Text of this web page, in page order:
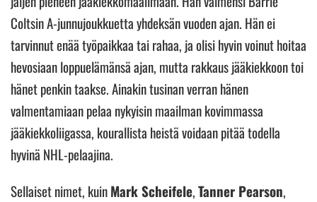
Coltsin A-junnujoukkuetta yhdeksän vuoden ajan. Hän ei
tarvinnut enää työpaikkaa tai rahaa, ja olisi hyvin voinut hoitaa
hevosiaan loppuelämänsä ajan, mutta rakkaus jääkiekkoon toi
hänet penkin taakse. Ainakin tusinan verran hänen
valmentamiaan pelaa nykyisin maailman kovimmassa
jääkiekkoliigassa, kourallista heistä voidaan pitää todella
hyvinä NHL-pelaajina.
Sellaiset nimet, kuinMark Scheifele,Tanner Pearson,